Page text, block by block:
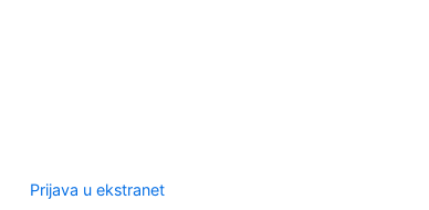
Prijava u ekstranet